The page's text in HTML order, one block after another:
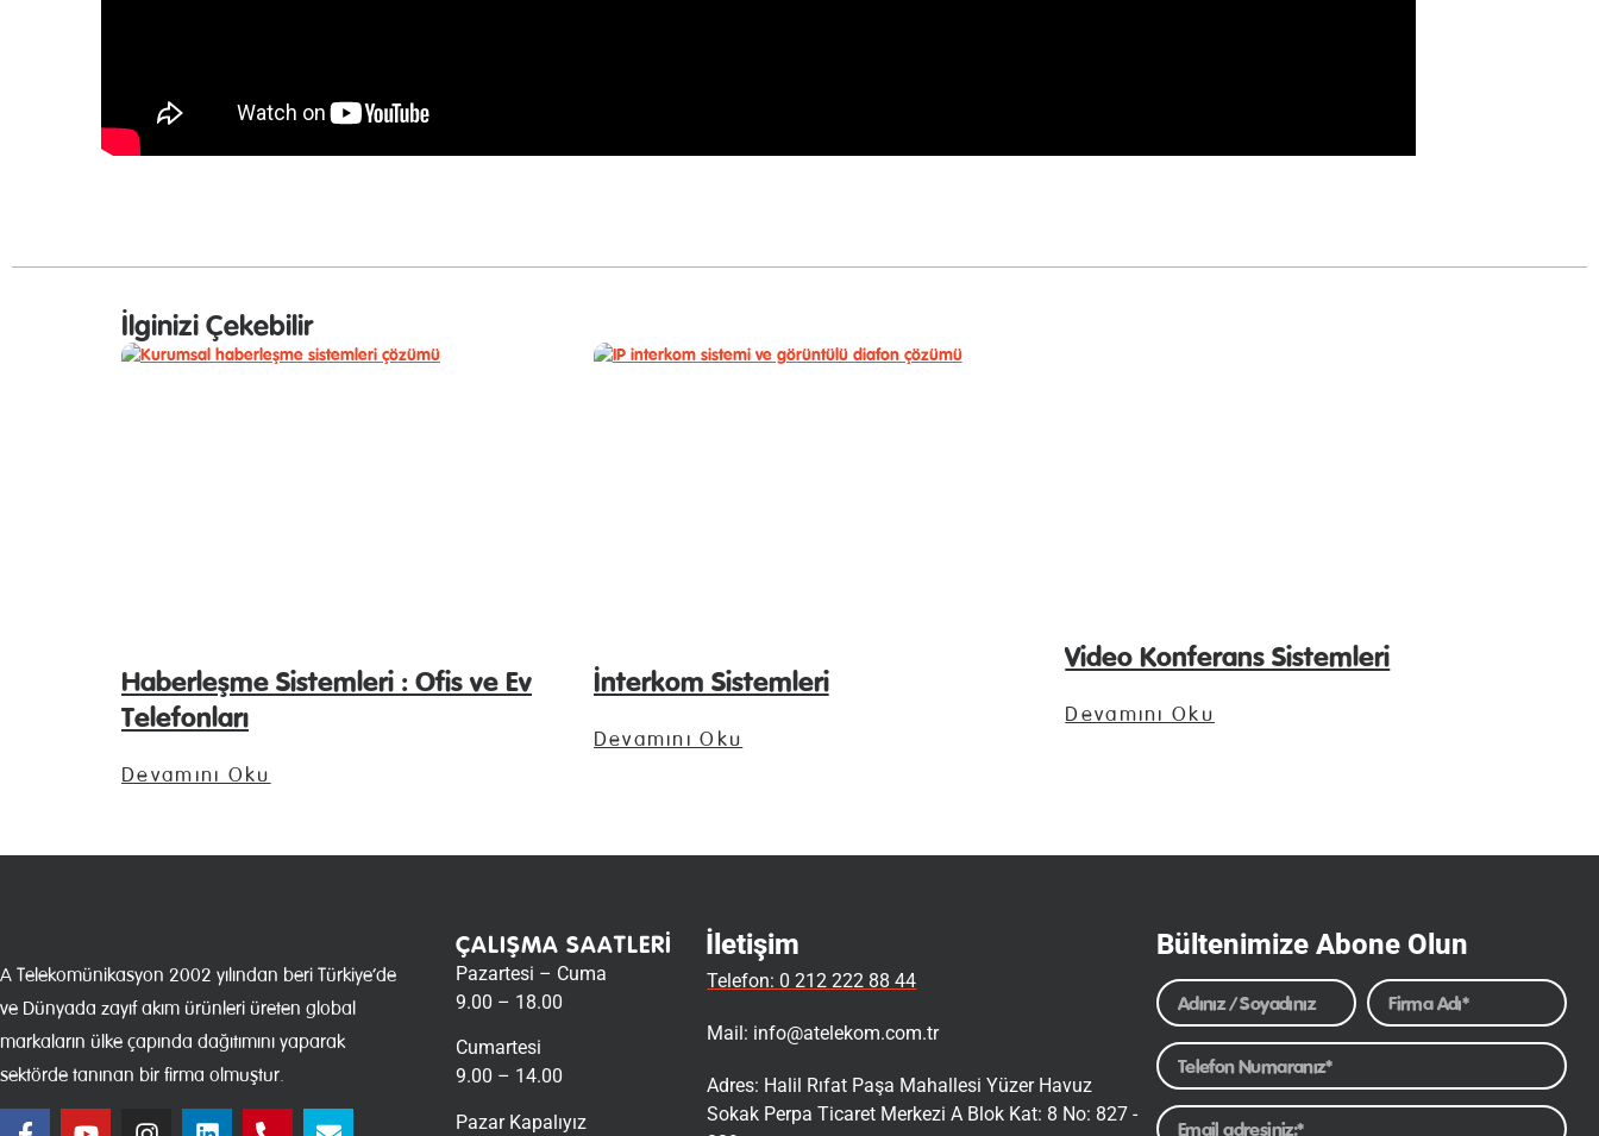
İlginizi Çekebilir
Haberleşme Sistemleri : Ofis ve Ev
Telefonları
Devamını Oku
İnterkom Sistemleri
Devamını Oku
Video Konferans Sistemleri
Devamını Oku
A Telekomünikasyon 2002 yılından beri Türkiye’de
ve Dünyada zayıf akım ürünleri üreten global
markaların ülke çapında dağıtımını yaparak
sektörde tanınan bir firma olmuştur.
ÇALIŞMA SAATLERI
Pazartesi – Cuma
9.00 – 18.00
Cumartesi
9.00 – 14.00
Pazar Kapalıyız
İletişim
Telefon: 0 212 222 88 44
Mail: info@atelekom.com.tr
Adres: Halil Rıfat Paşa Mahallesi Yüzer Havuz
Sokak Perpa Ticaret Merkezi A Blok Kat: 8 No: 827 -
Bültenimize Abone Olun